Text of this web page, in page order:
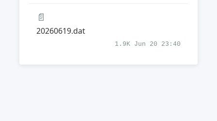
📄
20260619.dat
1.9K Jun 20 23:40